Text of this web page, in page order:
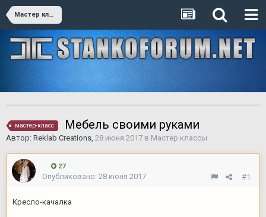
Мастер классы
мастер-класс Мебель своими руками
Автор: Reklab Creations, 28 июня 2017 в Мастер классы
27
#1
Опубликовано: 28 июня 2017
Кресло-качалка